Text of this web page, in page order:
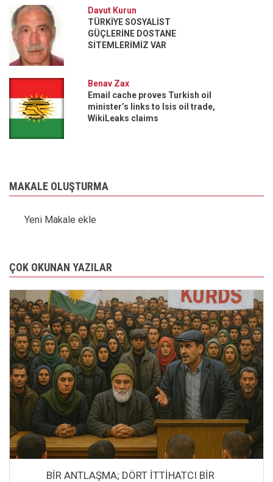
Davut Kurun
TÜRKİYE SOSYALİST
GÜÇLERİNE DOSTANE
SİTEMLERİMİZ VAR
Benav Zax
Email cache proves Turkish oil
minister’s links to Isis oil trade,
WikiLeaks claims
MAKALE OLUŞTURMA
Yeni Makale ekle
ÇOK OKUNAN YAZILAR
BİR ANTLAŞMA; DÖRT İTTİHATCI BİR